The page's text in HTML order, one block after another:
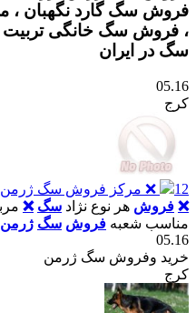
فروش سگ گارد نگهبان
، فروش سگ خانگی تربیت
سگ در ایران
05.16
کرج
12
❌ مرکز فروش سگ ژرمن
❌ فروش هر نوع نژاد سگ ❌
مناسب شعبه فروش سگ ژرمن
05.16
خرید وفروش سگ ژرمن
کرج